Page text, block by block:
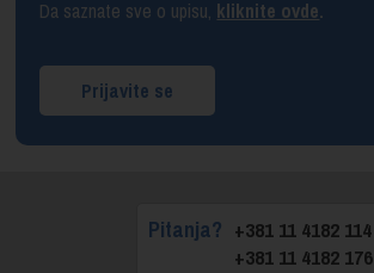
Da saznate sve o upisu, kliknite ovde.
Prijavite se
Pitanja? +381 11 4182 114
+381 11 4182 176